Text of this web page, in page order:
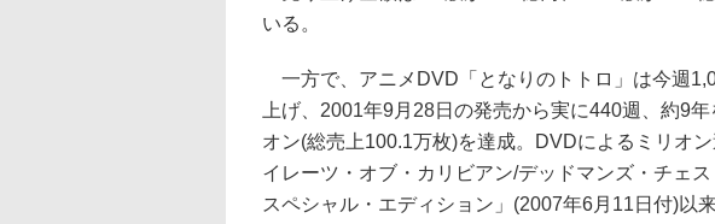
いる。
一方で、アニメDVD「となりのトトロ」は今週
上げ、2001年9月28日の発売から実に440週、約9年
オン(総売上100.1万枚)を達成。DVDによるミリオ
イレーツ・オブ・カリビアン/デッドマンズ・チェス
スペシャル・エディション」(2007年6月11日付)以